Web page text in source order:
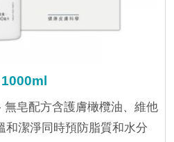
皂配方含護膚橄欖油、維他
和潔淨同時預防脂質和水分